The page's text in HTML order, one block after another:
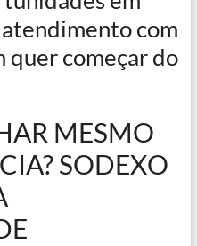
L
i
com
quer começar do
MESMO
SODEXO